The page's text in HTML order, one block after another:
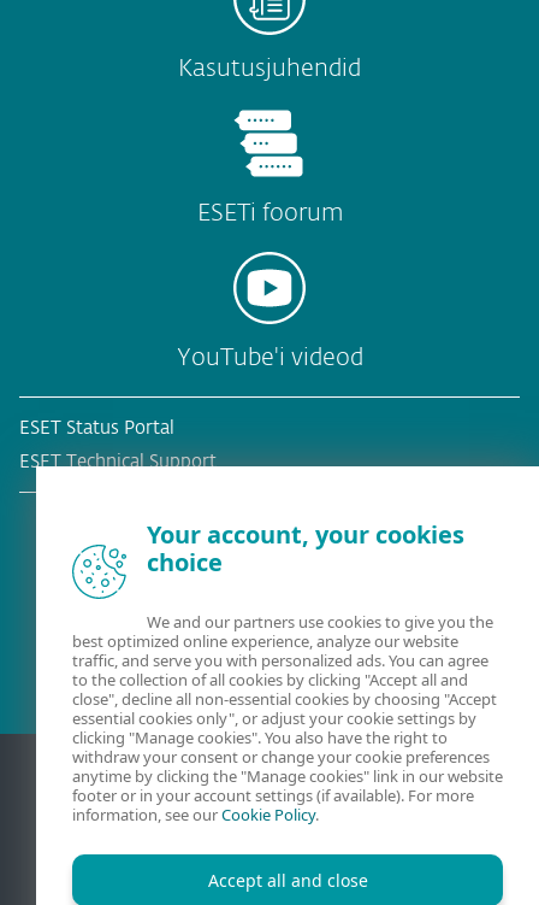
Kasutusjuhendid
ESETi foorum
YouTube'i videod
ESET Status Portal
ESET Technical Support
Olemasolev klient?
Your account, your cookies
choice
We and our partners use cookies to give you the
best optimized online experience, analyze our website
traffic, and serve you with personalized ads. You can agree
to the collection of all cookies by clicking "Accept all and
close", decline all non-essential cookies by choosing "Accept
essential cookies only", or adjust your cookie settings by
clicking "Manage cookies". You also have the right to
withdraw your consent or change your cookie preferences
anytime by clicking the "Manage cookies" link in our website
footer or in your account settings (if available). For more
information, see ourCookie Policy.
Accept all and close